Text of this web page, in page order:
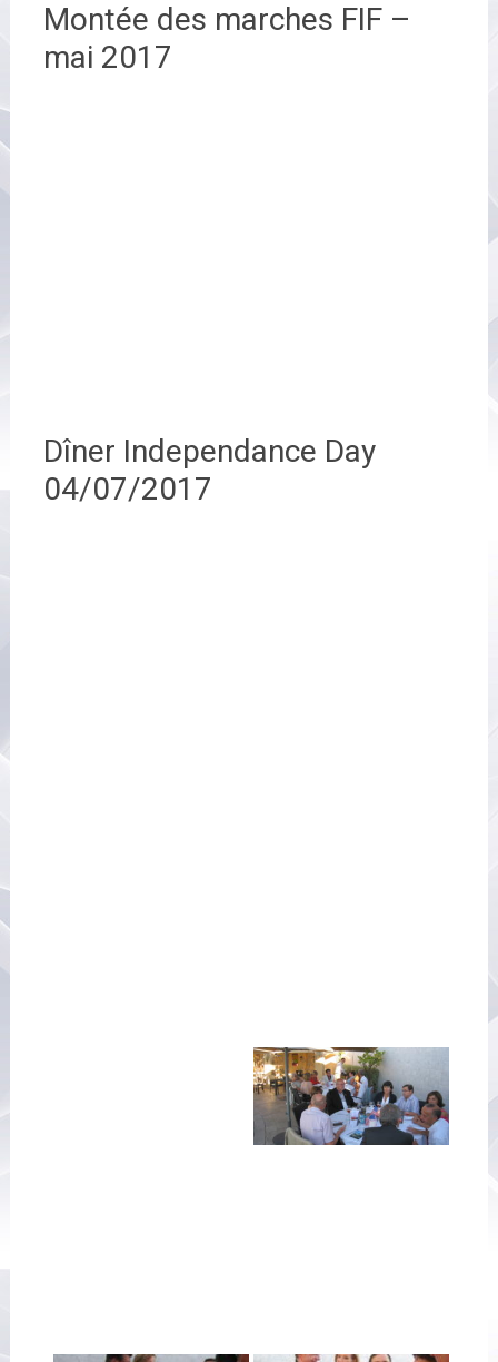
Montée des marches FIF –
mai 2017
Dîner Independance Day
04/07/2017